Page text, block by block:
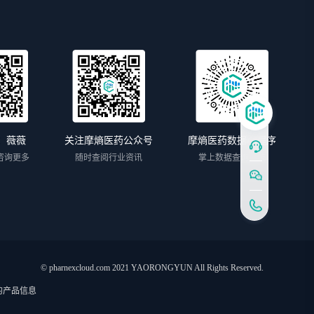
薇薇
询更多
关注摩熵医药公众号
随时查阅行业资讯
摩熵医药数据小程序
掌上数据查询系统
© pharnexcloud.com 2021 YAORONGYUN All Rights Reserved.
产品信息